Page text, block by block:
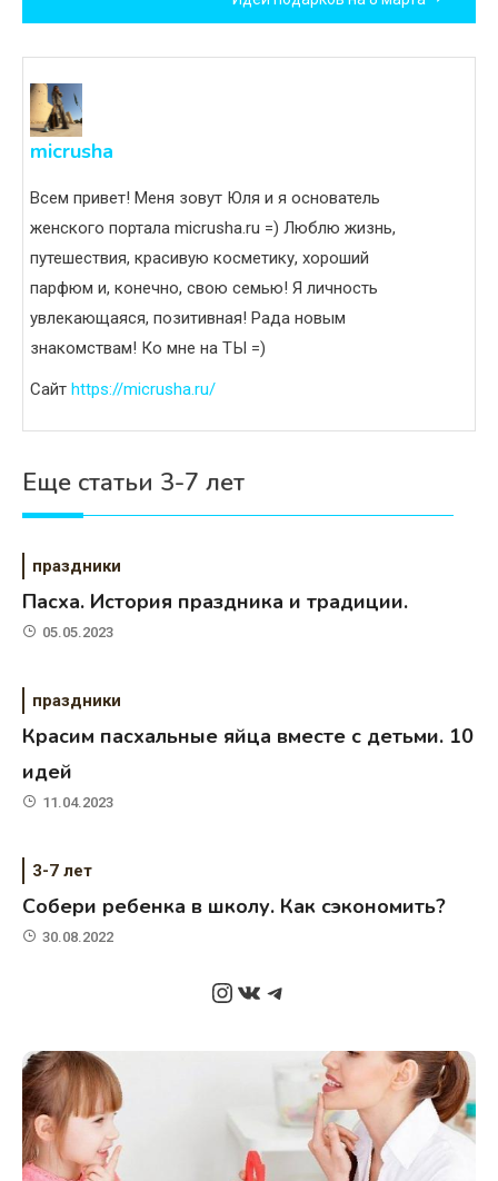
записям
micrusha
Всем привет! Меня зовут Юля и я основатель
женского портала micrusha.ru =) Люблю жизнь,
путешествия, красивую косметику, хороший
парфюм и, конечно, свою семью! Я личность
увлекающаяся, позитивная! Рада новым
знакомствам! Ко мне на ТЫ =)
Сайт https://micrusha.ru/
Еще статьи 3-7 лет
праздники
Пасха. История праздника и традиции.
05.05.2023
праздники
Красим пасхальные яйца вместе с детьми. 10
идей
11.04.2023
3-7 лет
Собери ребенка в школу. Как сэкономить?
30.08.2022
Instagram
ВКонтакте
Telegram